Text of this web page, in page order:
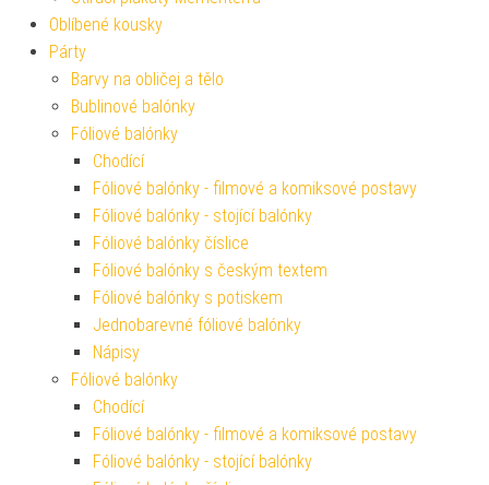
Oblíbené kousky
Párty
Barvy na obličej a tělo
Bublinové balónky
Fóliové balónky
Chodící
Fóliové balónky - filmové a komiksové postavy
Fóliové balónky - stojící balónky
Fóliové balónky číslice
Fóliové balónky s českým textem
Fóliové balónky s potiskem
Jednobarevné fóliové balónky
Nápisy
Fóliové balónky
Chodící
Fóliové balónky - filmové a komiksové postavy
Fóliové balónky - stojící balónky